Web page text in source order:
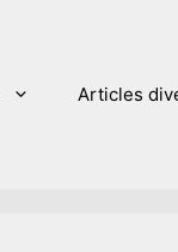
Articles